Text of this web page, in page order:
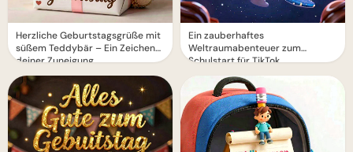
Herzliche Geburtstagsgrüße mit
süßem Teddybär – Ein Zeichen
deiner Zuneigung
Ein zauberhaftes
Weltraumabenteuer zum
Schulstart für TikTok